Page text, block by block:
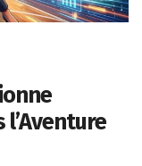
l’Aventure